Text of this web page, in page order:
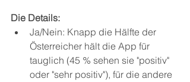
Die Details:
Ja/Nein: Knapp die Hälfte der
Österreicher hält die App für
tauglich (45 % sehen sie "positiv"
oder "sehr positiv"), für die andere